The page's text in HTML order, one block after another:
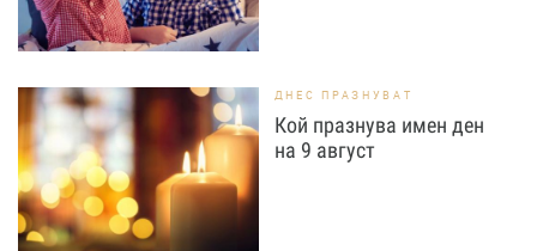
ДНЕС ПРАЗНУВАТ
Кой празнува имен ден
на 9 август